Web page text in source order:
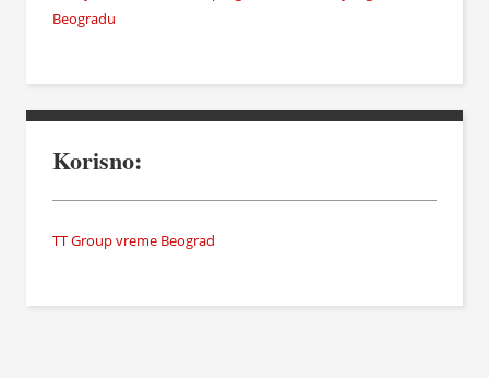
Beogradu
Korisno:
TT Group vreme Beograd